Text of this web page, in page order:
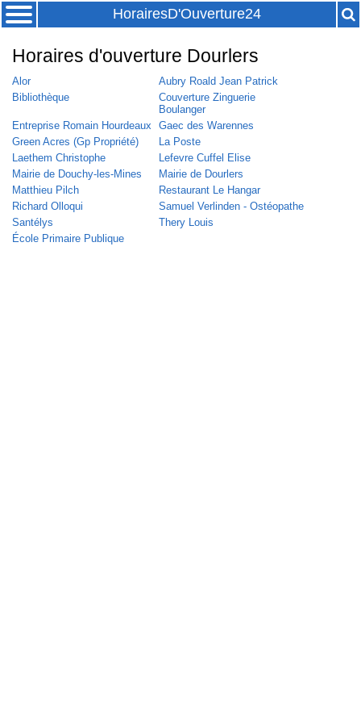
HorairesD'Ouverture24
Horaires d'ouverture Dourlers
Alor
Aubry Roald Jean Patrick
Bibliothèque
Couverture Zinguerie
Boulanger
Entreprise Romain Hourdeaux
Gaec des Warennes
Green Acres (Gp Propriété)
La Poste
Laethem Christophe
Lefevre Cuffel Elise
Mairie de Douchy-les-Mines
Mairie de Dourlers
Matthieu Pilch
Restaurant Le Hangar
Richard Olloqui
Samuel Verlinden - Ostéopathe
Santélys
Thery Louis
École Primaire Publique